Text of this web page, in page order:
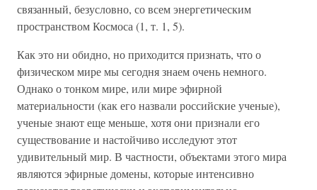
связанный, безусловно, со всем энергетическим
пространством Космоса (1, т. 1, 5).
Как это ни обидно, но приходится признать, что о
физическом мире мы сегодня знаем очень немного.
Однако о тонком мире, или мире эфирной
материальности (как его назвали российские ученые),
ученые знают еще меньше, хотя они признали его
существование и настойчиво исследуют этот
удивительный мир. В частности, объектами этого мира
являются эфирные домены, которые интенсивно